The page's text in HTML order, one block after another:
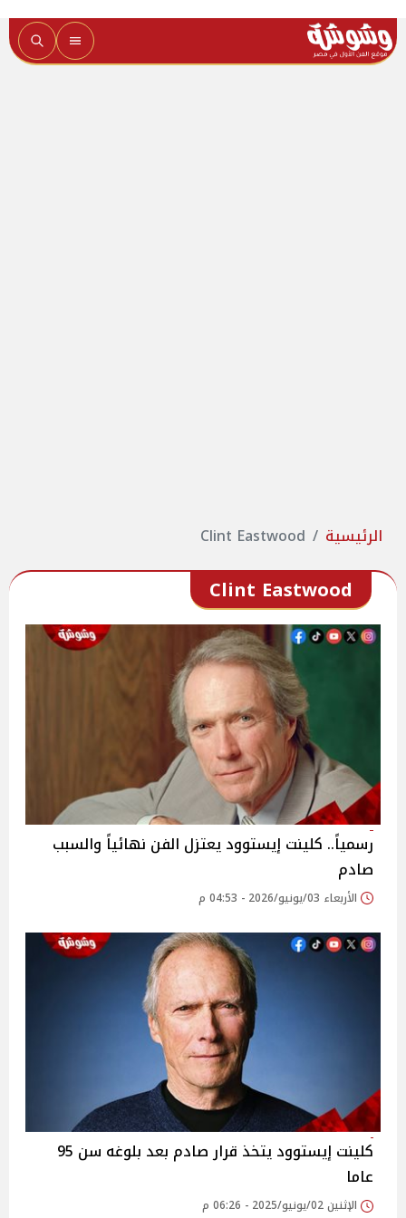
الرئيسية Clint Eastwood
Clint Eastwood
رسمياً.. كلينت إيستوود يعتزل الفن نهائياً والسبب
صادم
الأربعاء 03/يونيو/2026 - 04:53 م
كلينت إيستوود يتخذ قرار صادم بعد بلوغه سن 95
عاما
الإثنين 02/يونيو/2025 - 06:26 م